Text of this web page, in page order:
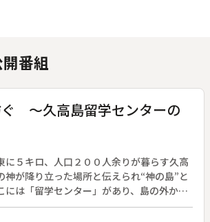
番組
～久高島留学センターの
に５キロ、人口２００人余りが暮らす久高
神が降り立った場所と伝えられ“神の島”と
には「留学センター」があり、島の外から
を離れて暮らし、島の学校に通っている。